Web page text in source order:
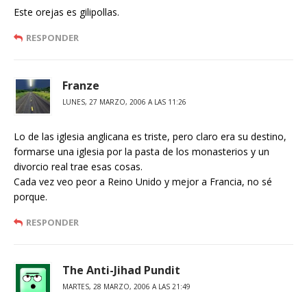
Este orejas es gilipollas.
RESPONDER
Franze
LUNES, 27 MARZO, 2006 A LAS 11:26
Lo de las iglesia anglicana es triste, pero claro era su destino,
formarse una iglesia por la pasta de los monasterios y un
divorcio real trae esas cosas.
Cada vez veo peor a Reino Unido y mejor a Francia, no sé
porque.
RESPONDER
The Anti-Jihad Pundit
MARTES, 28 MARZO, 2006 A LAS 21:49